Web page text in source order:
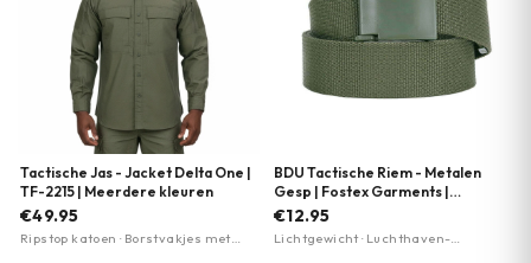
Tactische Jas - Jacket Delta One |
TF-2215 | Meerdere kleuren
€49.95
Ripstop katoen · Borstvakjes met
BDU Tactische Riem - Metalen
Gesp | Fostex Garments |
Meerdere kleuren
€12.95
Lichtgewicht · Luchthaven-